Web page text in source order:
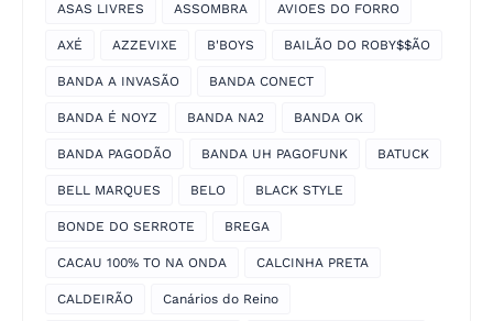
ASAS LIVRES ASSOMBRA AVIOES DO FORRO
AXÉ AZZEVIXE B'BOYS BAILÃO DO ROBY$$ÃO
BANDA A INVASÃO BANDA CONECT
BANDA É NOYZ BANDA NA2 BANDA OK
BANDA PAGODÃO BANDA UH PAGOFUNK BATUCK
BELL MARQUES BELO BLACK STYLE
BONDE DO SERROTE BREGA
CACAU 100% TO NA ONDA CALCINHA PRETA
CALDEIRÃO Canários do Reino